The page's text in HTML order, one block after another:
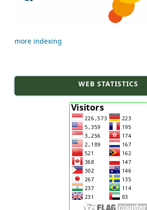
more indexing
WEB STATISTICS